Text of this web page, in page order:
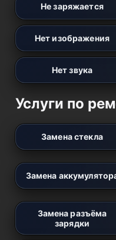
Не заряжается
Нет изображения
Нет звука
Услуги по
Замена стекла
Замена
Замена разъёма
зарядки